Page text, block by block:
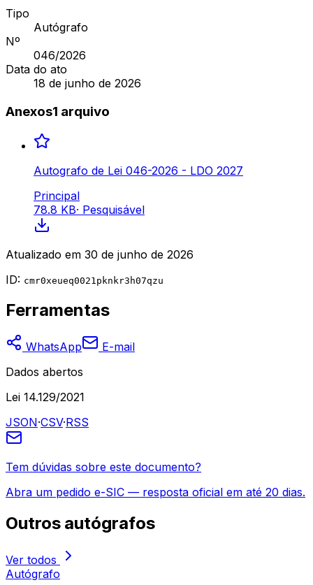
Tipo
Autógrafo
Nº
046/2026
Data do ato
18 de junho de 2026
Anexos1 arquivo
Autografo de Lei 046-2026 - LDO 2027
Principal
78.8 KB· Pesquisável
Atualizado em 30 de junho de 2026
ID: cmr0xeueq0021pknkr3h07qzu
Ferramentas
WhatsApp
E-mail
Dados abertos
Lei 14.129/2021
JSON·CSV·RSS
Tem dúvidas sobre este documento?
Abra um pedido e-SIC — resposta oficial em até 20 dias.
Outros autógrafos
Ver todos
Autógrafo